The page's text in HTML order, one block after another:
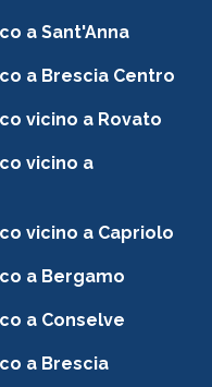
a Sant'Anna
a Brescia Centro
vicino a Rovato
vicino a
vicino a Capriolo
a Bergamo
a Conselve
a Brescia